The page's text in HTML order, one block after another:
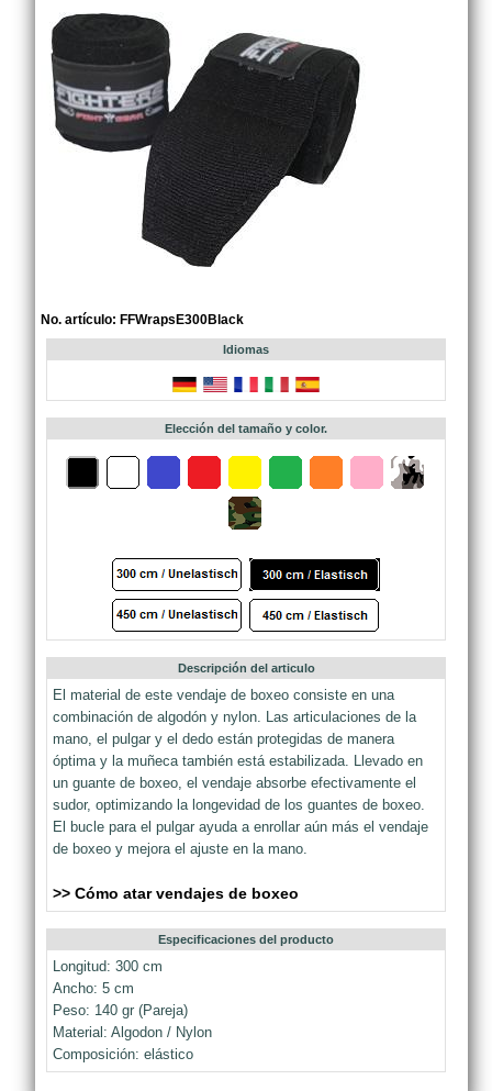
No. artículo: FFWrapsE300Black
Idiomas
Elección del tamaño y color.
Descripción del articulo
El material de este vendaje de boxeo consiste en una
combinación de algodón y nylon. Las articulaciones de la
mano, el pulgar y el dedo están protegidas de manera
óptima y la muñeca también está estabilizada. Llevado en
un guante de boxeo, el vendaje absorbe efectivamente el
sudor, optimizando la longevidad de los guantes de boxeo.
El bucle para el pulgar ayuda a enrollar aún más el vendaje
de boxeo y mejora el ajuste en la mano.
>> Cómo atar vendajes de boxeo
Especificaciones del producto
Longitud: 300 cm
Ancho: 5 cm
Peso: 140 gr (Pareja)
Material: Algodon / Nylon
Composición: elástico